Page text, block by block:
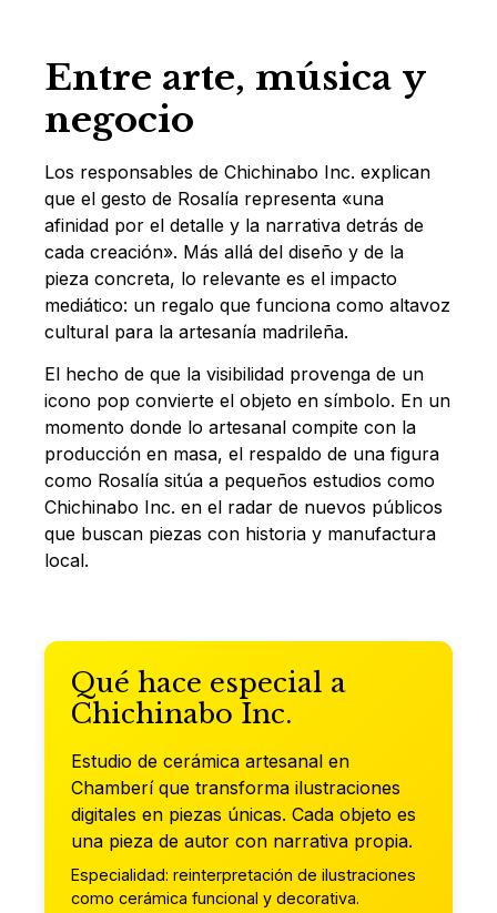
Entre arte, música y
negocio
Los responsables de Chichinabo Inc. explican
que el gesto de Rosalía representa «una
afinidad por el detalle y la narrativa detrás de
cada creación». Más allá del diseño y de la
pieza concreta, lo relevante es el impacto
mediático: un regalo que funciona como altavoz
cultural para la artesanía madrileña.
El hecho de que la visibilidad provenga de un
icono pop convierte el objeto en símbolo. En un
momento donde lo artesanal compite con la
producción en masa, el respaldo de una figura
como Rosalía sitúa a pequeños estudios como
Chichinabo Inc. en el radar de nuevos públicos
que buscan piezas con historia y manufactura
local.
Qué hace especial a
Chichinabo Inc.
Estudio de cerámica artesanal en
Chamberí que transforma ilustraciones
digitales en piezas únicas. Cada objeto es
una pieza de autor con narrativa propia.
Especialidad: reinterpretación de ilustraciones
como cerámica funcional y decorativa.